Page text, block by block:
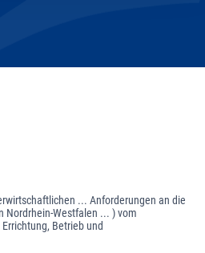
... Anforderungen an die
Nordrhein-Westfalen ... ) vom
Betrieb und